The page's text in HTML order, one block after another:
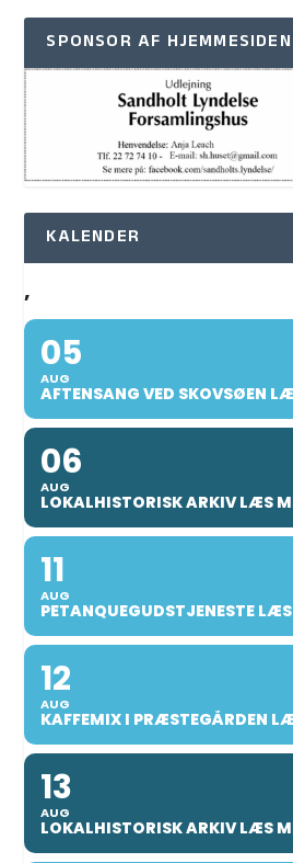
SPONSOR AF HJEMMESIDEN
KALENDER
,
05
AUG
AFTENSANG VED SKOVSØEN
06
AUG
LOKALHISTORISK ARKIV LÆS
11
AUG
PETANQUEGUDSTJENESTE LÆS
12
AUG
KAFFEMIX I PRÆSTEGÅRDEN
13
AUG
LOKALHISTORISK ARKIV LÆS